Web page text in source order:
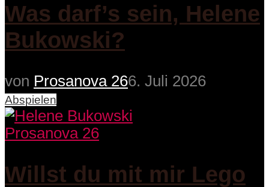
Was darf’s sein, Helene
Bukowski?
von Prosanova 266. Juli 2026
Abspielen
Prosanova 26
Willst du mit mir Lego